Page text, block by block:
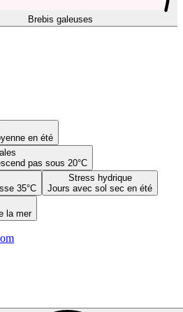
Brebis galeuses
en été
pas sous 20°C
35°C
Stress hydrique
Jours avec sol sec en été
la mer